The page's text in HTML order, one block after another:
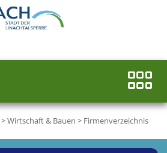
>Wirtschaft & Bauen > Firmenverzeichnis